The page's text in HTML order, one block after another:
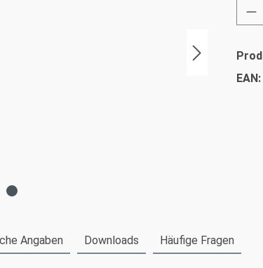
EAN:
Angaben Downloads Häufige Fragen